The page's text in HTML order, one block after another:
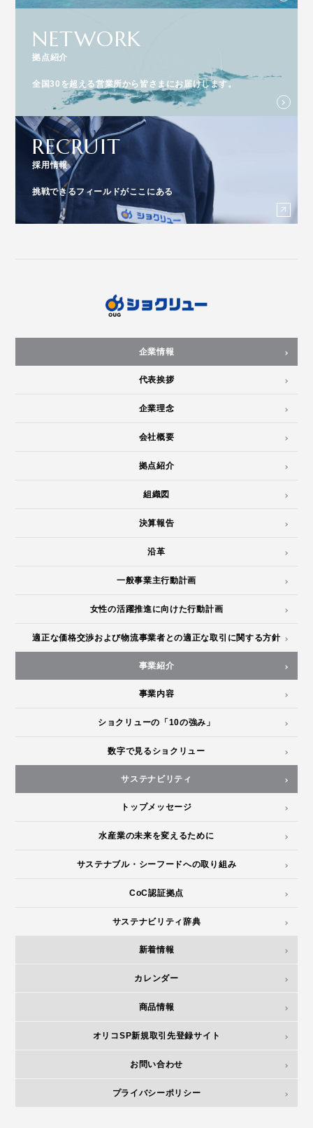
NETWORK
拠点紹介
全国30を超える営業所から皆さまにお届けします。
RECRUIT
採用情報
挑戦できるフィールドがここにある
企業情報
代表挨拶
企業理念
会社概要
拠点紹介
組織図
決算報告
沿革
一般事業主行動計画
女性の活躍推進に向けた行動計画
適正な価格交渉および物流事業者との適正な取引に関する方針
事業紹介
事業内容
ショクリューの「10の強み」
数字で見るショクリュー
サステナビリティ
トップメッセージ
水産業の未来を変えるために
サステナブル・シーフードへの取り組み
CoC認証拠点
サステナビリティ辞典
新着情報
カレンダー
商品情報
オリコSP新規取引先登録サイト
お問い合わせ
プライバシーポリシー